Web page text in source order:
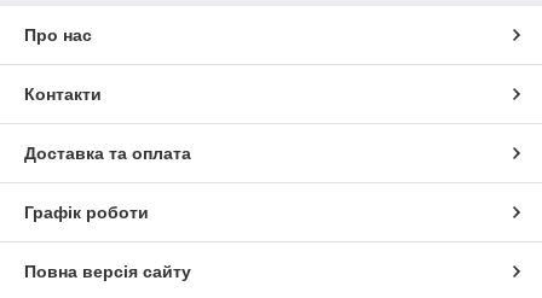
Про нас
Контакти
Доставка та оплата
Графік роботи
Повна версія сайту